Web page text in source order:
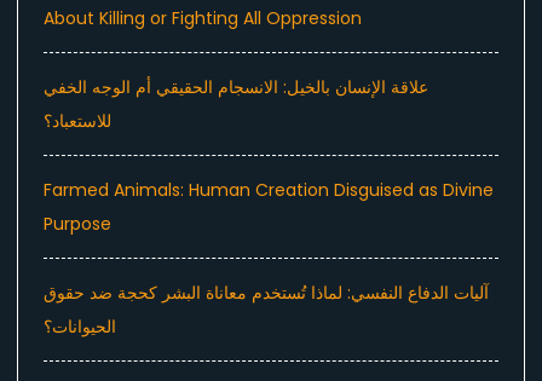
About Killing or Fighting All Oppression
علاقة الإنسان بالخيل: الانسجام الحقيقي أم الوجه الخفي
للاستعباد؟
Farmed Animals: Human Creation Disguised as Divine
Purpose
آليات الدفاع النفسي: لماذا تُستخدم معاناة البشر كحجة ضد حقوق
الحيوانات؟